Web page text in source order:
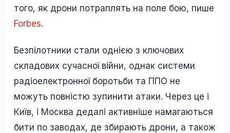
того, як дрони потраплять на поле бою, пише
Forbes.
Безпілотники стали однією з ключових
складових сучасної війни, однак системи
радіоелектронної боротьби та ППО не
можуть повністю зупинити атаки. Через це і
Київ, і Москва дедалі активніше намагаються
бити по заводах, де збирають дрони, а також